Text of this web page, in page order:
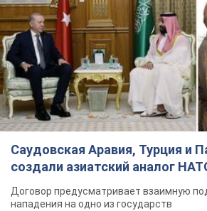
Саудовская Аравия, Турция и
создали азиатский аналог
Договор предусматривает взаимную
нападения на одно из государств